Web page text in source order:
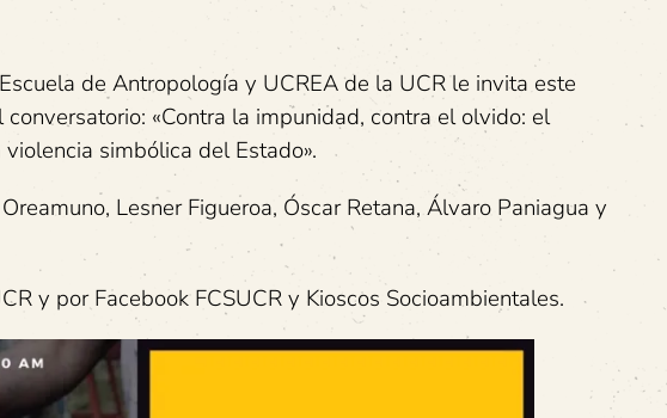
de Antropología y UCREA de la UCR le invita este
«Contra la impunidad, contra el olvido: el
simbólica del Estado».
Lesner Figueroa, Óscar Retana, Álvaro Paniagua y
y por Facebook FCSUCR y Kioscos Socioambientales.